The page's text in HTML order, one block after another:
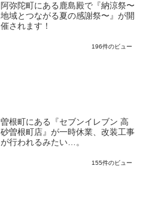
阿弥陀町にある鹿島殿で『納涼祭〜
地域とつながる夏の感謝祭〜』が開
催されます！
196件のビュー
曽根町にある『セブンイレブン 高
砂曽根町店』が一時休業、改装工事
が行われるみたい…。
155件のビュー